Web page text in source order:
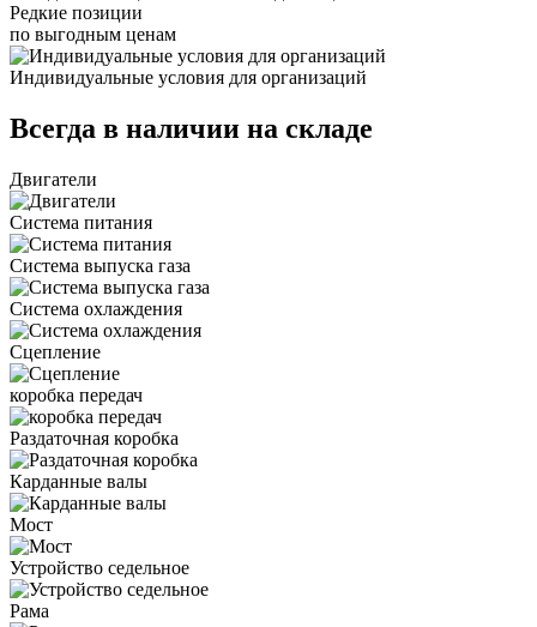
Редкие позиции
по выгодным ценам
Индивидуальные условия для организаций
Всегда в наличии на складе
Двигатели
Система питания
Система выпуска газа
Система охлаждения
Сцепление
коробка передач
Раздаточная коробка
Карданные валы
Мост
Устройство седельное
Рама